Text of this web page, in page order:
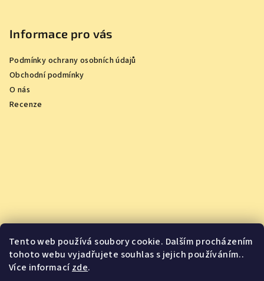
Tento web používá soubory cookie. Dalším procházením
tohoto webu vyjadřujete souhlas s jejich používáním..
Více informacízde.
Informace pro vás
Podmínky ochrany osobních údajů
Obchodní podmínky
O nás
Recenze